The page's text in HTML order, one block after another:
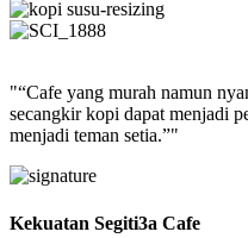
"“Cafe yang murah namun
secangkir kopi dapat menjadi
menjadi teman setia.”"
Kekuatan Segiti3a Cafe